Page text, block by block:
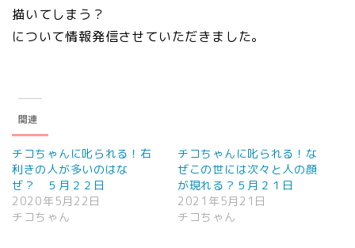
描いてしまう？
について情報発信させていただきました。
関連
チコちゃんに叱られる！右
利きの人が多いのはな
ぜ？ ５月２２日
2020年5月22日
チコちゃん
チコちゃんに叱られる！な
ぜこの世には次々と人の顔
が現れる？５月２１日
2021年5月21日
チコちゃん